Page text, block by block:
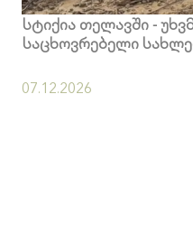
სტიქია თელავში -
საცხოვრებელი
07.12.2026